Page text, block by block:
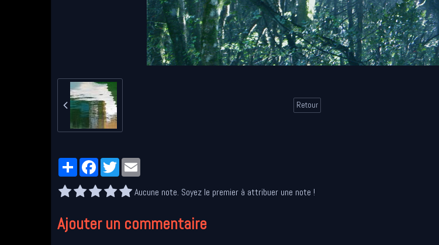
Retour
PartagerFacebookTwitter
Aucune note. Soyez le premier à attribuer une note !
Ajouter un commentaire